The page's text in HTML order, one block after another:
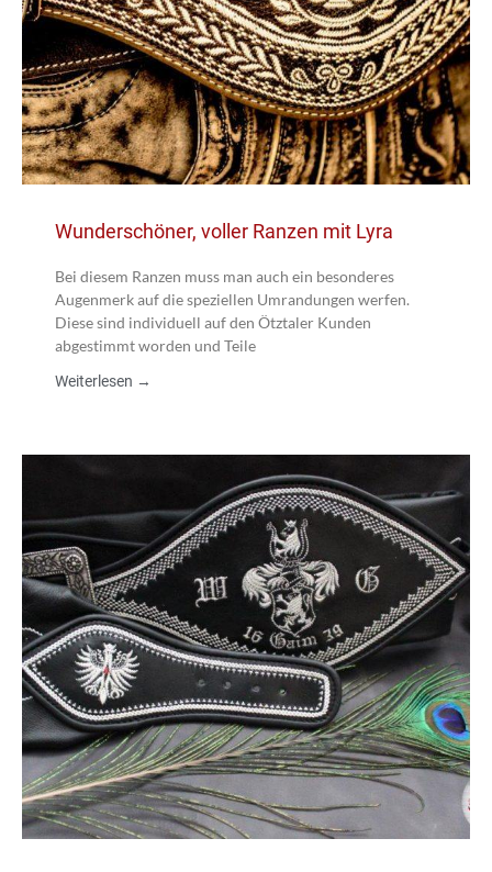
Wunderschöner, voller Ranzen mit Lyra
Bei diesem Ranzen muss man auch ein besonderes
Augenmerk auf die speziellen Umrandungen werfen.
Diese sind individuell auf den Ötztaler Kunden
abgestimmt worden und Teile
Weiterlesen →